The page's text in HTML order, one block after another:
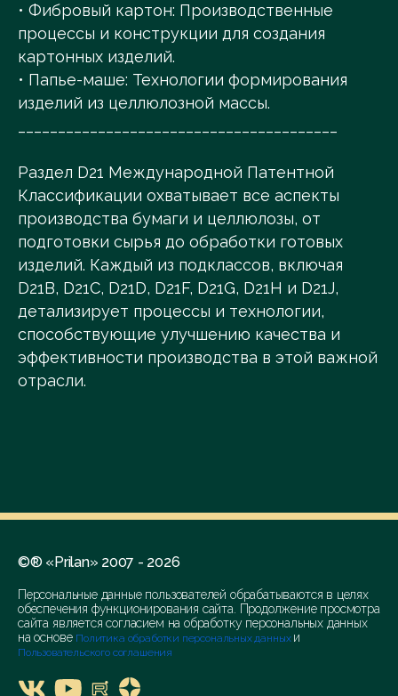
• Фибровый картон: Производственные
процессы и конструкции для создания
картонных изделий.
• Папье-маше: Технологии формирования
изделий из целлюлозной массы.
Раздел D21 Международной Патентной
Классификации охватывает все аспекты
производства бумаги и целлюлозы, от
подготовки сырья до обработки готовых
изделий. Каждый из подклассов, включая
D21B, D21C, D21D, D21F, D21G, D21H и D21J,
детализирует процессы и технологии,
способствующие улучшению качества и
эффективности производства в этой важной
отрасли.
©® «Prilan» 2007 - 2026
Персональные данные пользователей обрабатываются в целях
обеспечения функционирования сайта. Продолжение просмотра
сайта является согласием на обработку персональных данных
на основе Политика обработки персональных данных и
Пользовательского соглашения